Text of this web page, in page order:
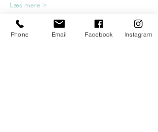
Læs mere >
Billetter
Phone Email Facebook Instagram